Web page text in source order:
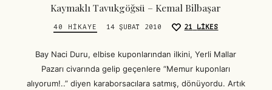
Kaymaklı Tavukgöğsü – Kemal Bilbaşar
40 HIKAYE 14 ŞUBAT 2010 21 LIKES
Bay Naci Duru, elbise kuponlarından ilkini, Yerli Mallar
Pazarı civarında gelip geçenlere “Memur kuponları
alıyorum!..” diyen karaborsacılara satmış, dönüyordu. Artık